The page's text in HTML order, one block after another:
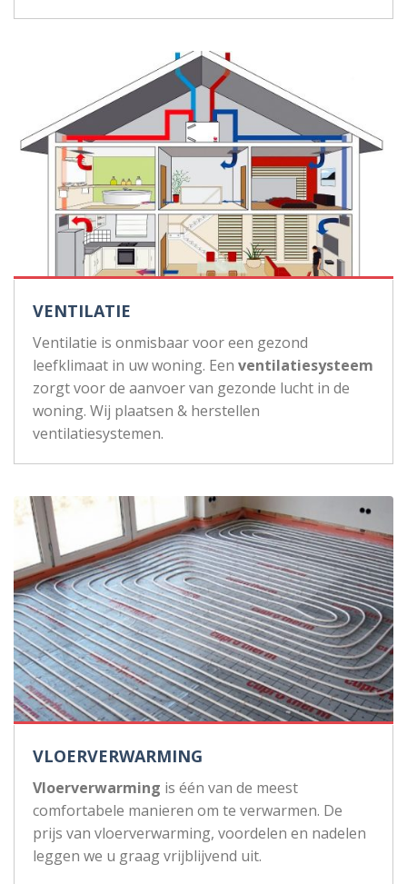
VENTILATIE
Ventilatie is onmisbaar voor een gezond
leefklimaat in uw woning. Een ventilatiesysteem
zorgt voor de aanvoer van gezonde lucht in de
woning. Wij plaatsen & herstellen
ventilatiesystemen.
VLOERVERWARMING
Vloerverwarming is één van de meest
comfortabele manieren om te verwarmen. De
prijs van vloerverwarming, voordelen en nadelen
leggen we u graag vrijblijvend uit.